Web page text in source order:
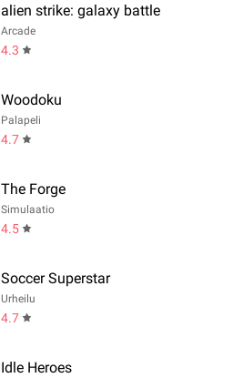
alien strike: galaxy battle
Arcade
4.3
Woodoku
Palapeli
4.7
The Forge
Simulaatio
4.5
Soccer Superstar
Urheilu
4.7
Idle Heroes